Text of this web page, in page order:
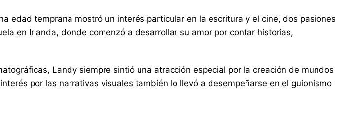
edad temprana mostró un interés particular en la escritura y el cine, dos pasiones
en Irlanda, donde comenzó a desarrollar su amor por contar historias,
Landy siempre sintió una atracción especial por la creación de mundos
por las narrativas visuales también lo llevó a desempeñarse en el guionismo